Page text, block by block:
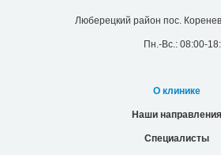
Люберецкий район пос.
Пн.-Вс.: 08:00-
О клинике
Наши направления
Специалисты